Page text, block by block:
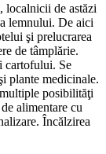
localnicii de astăzi
lemnului. De aici
şi prelucrarea
de tâmplărie.
cartofului. Se
plante medicinale.
posibilităţi
alimentare cu
Încălzirea